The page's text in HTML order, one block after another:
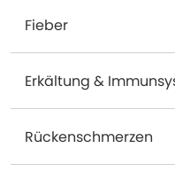
Fieber
Erkältung &
Rückenschmerzen